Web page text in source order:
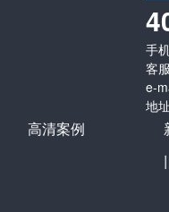
手
客
e-
地
高清案例